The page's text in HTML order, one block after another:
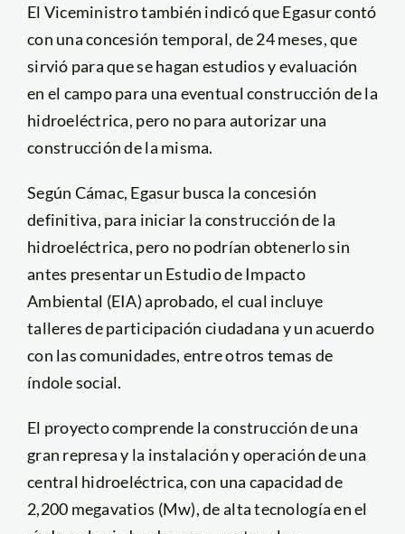
El Viceministro también indicó que Egasur contó
con una concesión temporal, de 24 meses, que
sirvió para que se hagan estudios y evaluación
en el campo para una eventual construcción de la
hidroeléctrica, pero no para autorizar una
construcción de la misma.
Según Cámac, Egasur busca la concesión
definitiva, para iniciar la construcción de la
hidroeléctrica, pero no podrían obtenerlo sin
antes presentar un Estudio de Impacto
Ambiental (EIA) aprobado, el cual incluye
talleres de participación ciudadana y un acuerdo
con las comunidades, entre otros temas de
índole social.
El proyecto comprende la construcción de una
gran represa y la instalación y operación de una
central hidroeléctrica, con una capacidad de
2,200 megavatios (Mw), de alta tecnología en el